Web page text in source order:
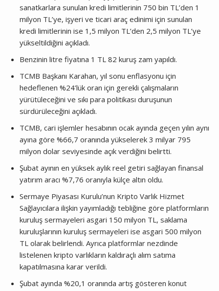
sanatkarlara sunulan kredi limitlerinin 750 bin TL’den 1
milyon TL’ye, işyeri ve ticari araç edinimi için sunulan
kredi limitlerinin ise 1,5 milyon TL’den 2,5 milyon TL’ye
yükseltildiğini açıkladı.
Benzinin litre fiyatına 1 TL 82 kuruş zam yapıldı.
TCMB Başkanı Karahan, yıl sonu enflasyonu için
hedeflenen %24’lük oran için gerekli çalışmaların
yürütüleceğini ve sıkı para politikası duruşunun
sürdürüleceğini açıkladı.
TCMB, cari işlemler hesabının ocak ayında geçen yılın aynı
ayına göre %66,7 oranında yükselerek 3 milyar 795
milyon dolar seviyesinde açık verdiğini belirtti.
Şubat ayının en yüksek aylık reel getiri sağlayan finansal
yatırım aracı %7,76 oranıyla külçe altın oldu.
Sermaye Piyasası Kurulu’nun Kripto Varlık Hizmet
Sağlayıcılara ilişkin yayımladığı tebliğine göre platformların
kuruluş sermayeleri asgari 150 milyon TL, saklama
kuruluşlarının kuruluş sermayeleri ise asgari 500 milyon
TL olarak belirlendi. Ayrıca platformlar nezdinde
listelenen kripto varlıkların kaldıraçlı alım satıma
kapatılmasına karar verildi.
Şubat ayında %20,1 oranında artış gösteren konut